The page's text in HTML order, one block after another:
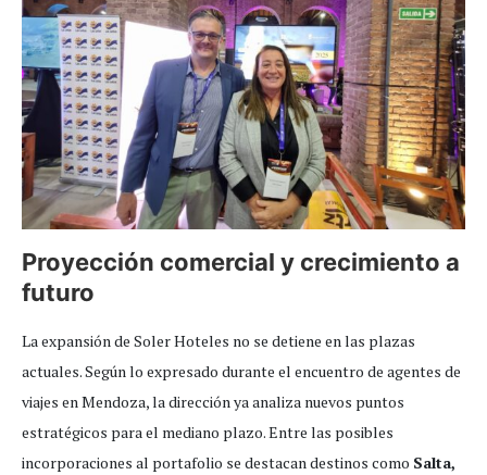
Proyección comercial y crecimiento a
futuro
La expansión de Soler Hoteles no se detiene en las plazas
actuales. Según lo expresado durante el encuentro de agentes de
viajes en Mendoza, la dirección ya analiza nuevos puntos
estratégicos para el mediano plazo. Entre las posibles
incorporaciones al portafolio se destacan destinos como Salta,